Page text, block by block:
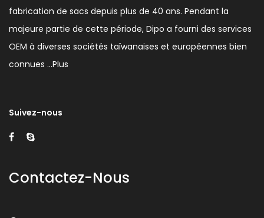
fabrication de sacs depuis plus de 40 ans. Pendant la
majeure partie de cette période, Dipo a fourni des services
OEM à diverses sociétés taïwanaises et européennes bien
connues …Plus
Suivez-nous
Contactez-Nous